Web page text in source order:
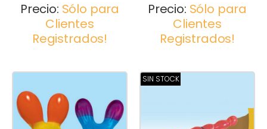
Precio: Sólo para
Clientes
Registrados!
Precio: Sólo para
Clientes
Registrados!
SIN STOCK